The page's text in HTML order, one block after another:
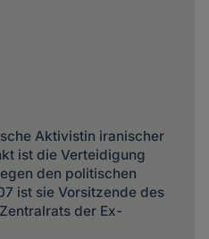
Aktivistin iranischer
ist die Verteidigung
den politischen
ist sie Vorsitzende des
der Ex-